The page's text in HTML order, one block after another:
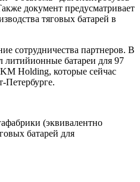
документ предусматривает
тяговых батарей в
сотрудничества партнеров. В
литийионные батареи для 97
Holding, которые сейчас
Петербурге.
(эквивалентно
батарей для